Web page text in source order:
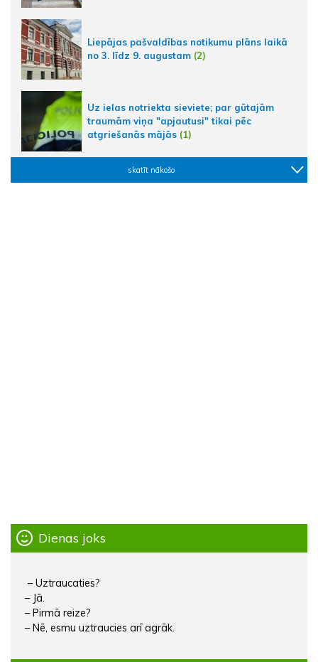
Liepājas pašvaldības notikumu plāns laikā
no 3. līdz 9. augustam (2)
Uz ielas notriekta sieviete; par gūtajām
traumām viņa "apjautusi" tikai pēc
atgriešanās mājās (1)
skatīt nākošo
Dienas joks
– Uztraucaties?
– Jā.
– Pirmā reize?
– Nē, esmu uztraucies arī agrāk.